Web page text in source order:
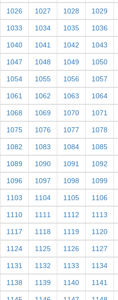
1026 1027 1028 1029
1033 1034 1035 1036
1040 1041 1042 1043
1047 1048 1049 1050
1054 1055 1056 1057
1061 1062 1063 1064
1068 1069 1070 1071
1075 1076 1077 1078
1082 1083 1084 1085
1089 1090 1091 1092
1096 1097 1098 1099
1103 1104 1105 1106
1110 1111 1112 1113
1117 1118 1119 1120
1124 1125 1126 1127
1131 1132 1133 1134
1138 1139 1140 1141